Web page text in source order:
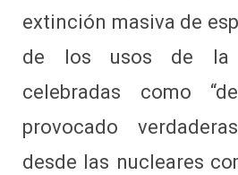
extinción masiva de
de los usos de la
celebradas como
provocado
desde las nucleares